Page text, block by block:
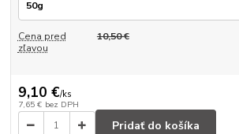
Cena pred
zľavou
10,50 €
9,10 €/ks
7,65 € bez DPH
Pridať do košíka